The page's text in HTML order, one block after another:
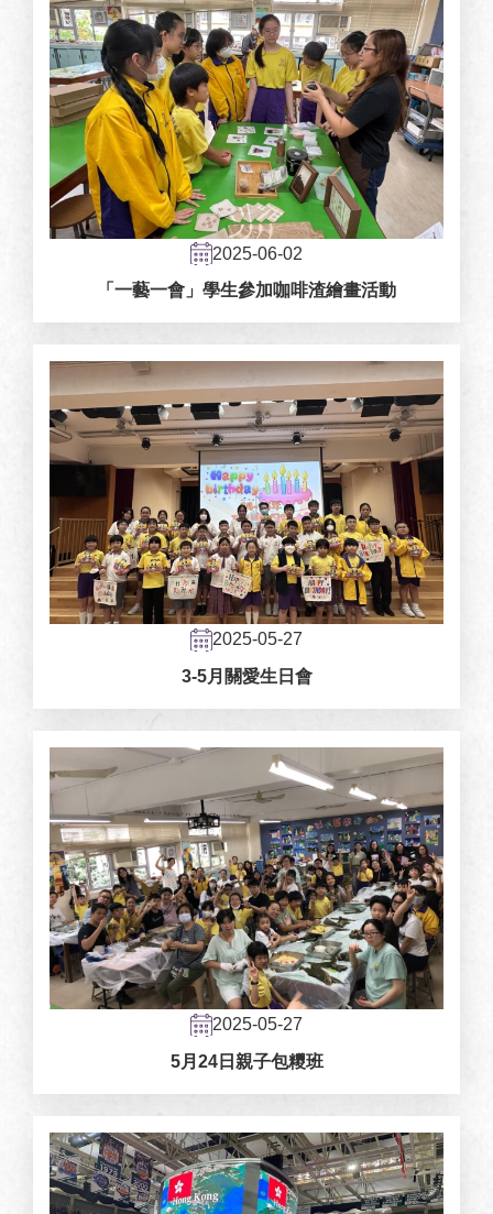
2025-06-02
「一藝一會」學生參加咖啡渣繪畫活動
2025-05-27
3-5月關愛生日會
2025-05-27
5月24日親子包糭班